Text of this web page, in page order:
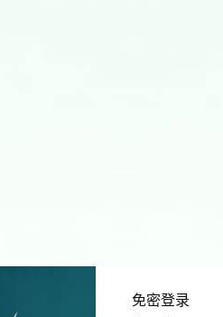
免密登录